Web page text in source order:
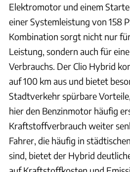
Elektromotor und einem
einer Systemleistung von 158
Kombination sorgt nicht nur
Leistung, sondern auch für
Verbrauchs. Der Clio Hybrid
auf 100 km aus und bietet
Stadtverkehr spürbare
hier den Benzinmotor häufig
Kraftstoffverbrauch weiter
Fahrer, die häufig in
sind, bietet der Hybrid